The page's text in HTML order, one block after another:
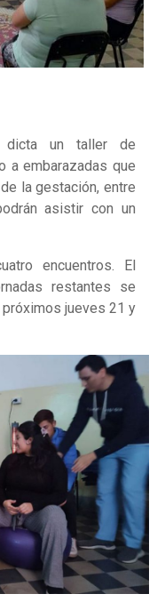
dicta un taller de
a embarazadas que
la gestación, entre
asistir con un
encuentros. El
restantes se
próximos jueves 21 y